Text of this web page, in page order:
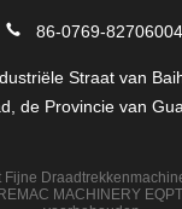
86-0769-82706004
Straat van
de Provincie van
MACHINERY